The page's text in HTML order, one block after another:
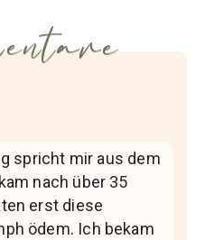
spricht mir aus dem
nach über 35
erst diese
ödem. Ich bekam